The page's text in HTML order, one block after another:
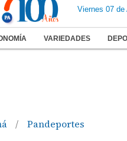
Viernes 07 de
VARIEDADES
/ Pandeportes